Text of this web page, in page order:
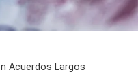
Acuerdos Largos